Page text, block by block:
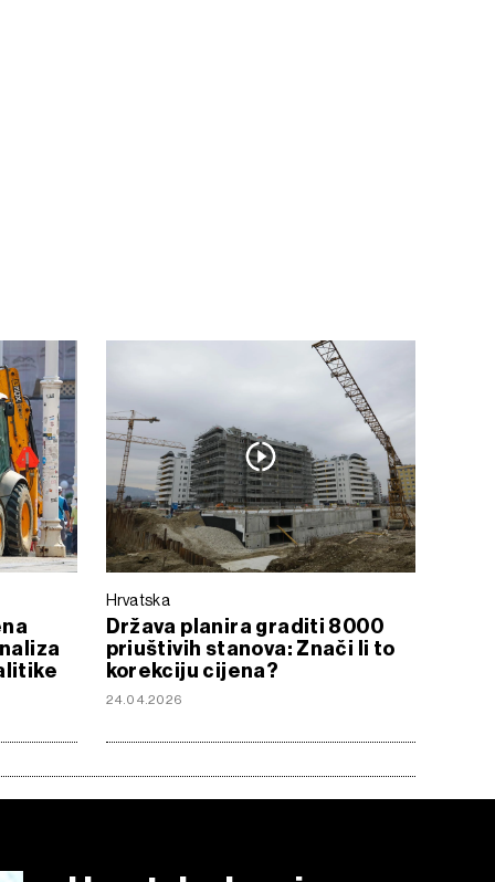
Hrvatska
Država planira graditi 8000
priuštivih stanova: Znači li to
korekciju cijena?
24.04.2026